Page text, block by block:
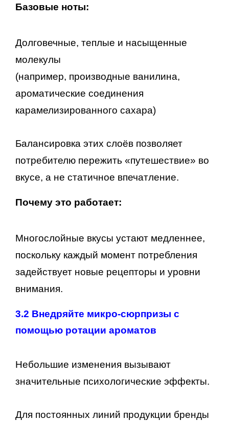
Базовые ноты:
Долговечные, теплые и насыщенные
молекулы
(например, производные ванилина,
ароматические соединения
карамелизированного сахара)
Балансировка этих слоёв позволяет
потребителю пережить «путешествие» во
вкусе, а не статичное впечатление.
Почему это работает:
Многослойные вкусы устают медленнее,
поскольку каждый момент потребления
задействует новые рецепторы и уровни
внимания.
3.2 Внедряйте микро-сюрпризы с
помощью ротации ароматов
Небольшие изменения вызывают
значительные психологические эффекты.
Для постоянных линий продукции бренды